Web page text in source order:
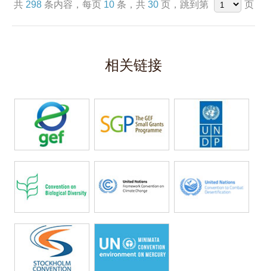
共 298条内容，每页 10条，共 30页，跳到第 页
相关链接